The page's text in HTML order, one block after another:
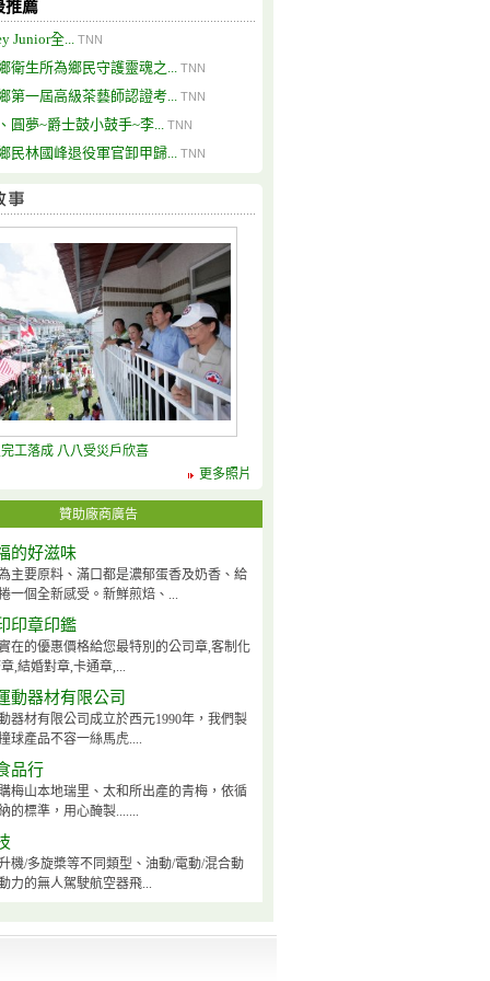
推薦
Junior全... TNN
衛生所為鄉民守護靈魂之... TNN
第一屆高級茶藝師認證考... TNN
圓夢~爵士鼓小鼓手~李... TNN
民林國峰退役軍官卸甲歸... TNN
工落成 八八受災戶欣喜
更多照片
贊助廠商廣告
的好滋味
主要原料、滿口都是濃郁蛋香及奶香、給
一個全新感受。新鮮煎焙、...
印章印鑑
在的優惠價格給您最特別的公司章,客制化
,結婚對章,卡通章,...
動器材有限公司
器材有限公司成立於西元1990年，我們製
球產品不容一絲馬虎....
品行
梅山本地瑞里、太和所出產的青梅，依循
的標準，用心醃製.......
機/多旋槳等不同類型、油動/電動/混合動
力的無人駕駛航空器飛...